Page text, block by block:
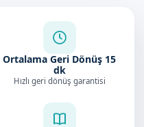
Ortalama Geri Dönüş 15
dk
Hızlı geri dönüş garantisi